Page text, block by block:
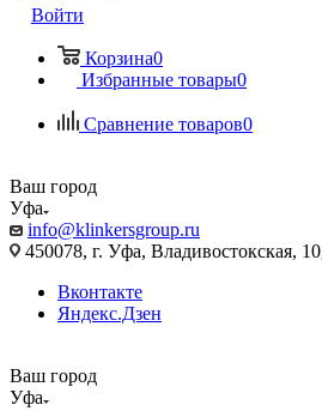
Войти
Корзина0
Избранные товары0
Сравнение товаров0
Ваш город
Уфа
info@klinkersgroup.ru
450078, г. Уфа, Владивостокская,
Вконтакте
Яндекс.Дзен
Ваш город
Уфа